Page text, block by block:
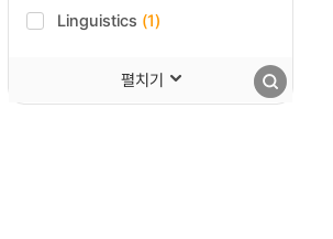
Linguistics (1)
펼치기